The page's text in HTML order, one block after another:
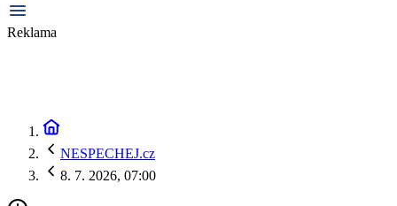
Reklama
NESPECHEJ.cz
8. 7. 2026, 07:00